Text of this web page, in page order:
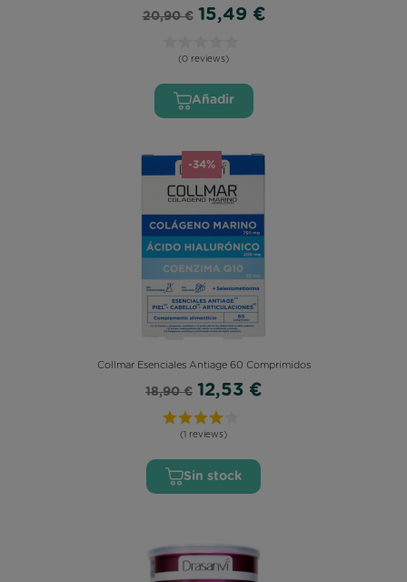
20,90 € 15,49 €
(0 reviews)
Añadir
Collmar Esenciales Antiage 60 Comprimidos
18,90 € 12,53 €
(1 reviews)
Sin stock
-34%